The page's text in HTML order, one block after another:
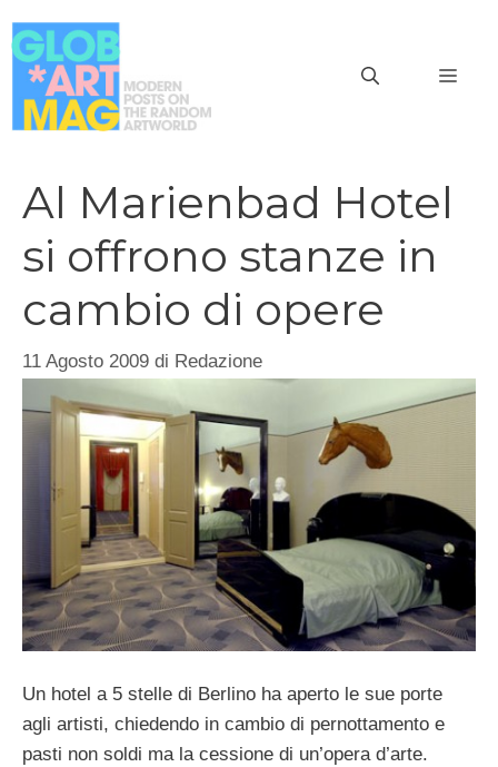
al
contenuto
Al Marienbad Hotel
si offrono stanze in
cambio di opere
11 Agosto 2009 di Redazione
Un hotel a 5 stelle di Berlino ha aperto le sue porte
agli artisti, chiedendo in cambio di pernottamento e
pasti non soldi ma la cessione di un’opera d’arte.